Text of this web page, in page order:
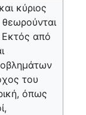
κύριος
θεωρούνται
Εκτός από
του
όπως